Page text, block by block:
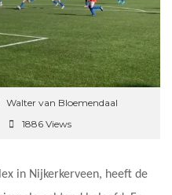
Walter van Bloemendaal
1886 Views
in Nijkerkerveen, heeft de